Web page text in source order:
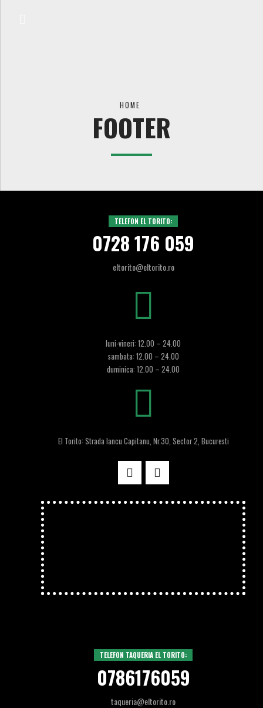
HOME
FOOTER
TELEFON EL TORITO:
0728 176 059
eltorito@eltorito.ro
luni-vineri: 12.00 – 24.00
sambata: 12.00 – 24.00
duminica: 12.00 – 24.00
El Torito: Strada Iancu Capitanu, Nr.30, Sector 2, Bucuresti
TELEFON TAQUERIA EL TORITO:
0786176059
taqueria@eltorito.ro